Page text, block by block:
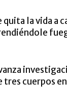
quita la vida a
tres cuerpos